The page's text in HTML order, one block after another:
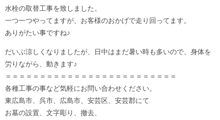
水栓の取替工事を致しました。
一つ一つやってますが、お客様のおかげで走り回ってます。
ありがたい事ですね♪
だいぶ涼しくなりましたが、日中はまだ暑い時も多いので、身体を
労りながら、動きます♪
＝＝＝＝＝＝＝＝＝＝＝＝＝＝＝＝＝＝＝＝＝＝＝＝＝
各種工事の事など気軽にお問い合わせください。
東広島市、呉市、広島市、安芸区、安芸郡にて
お墓の設置、文字彫り、撤去、